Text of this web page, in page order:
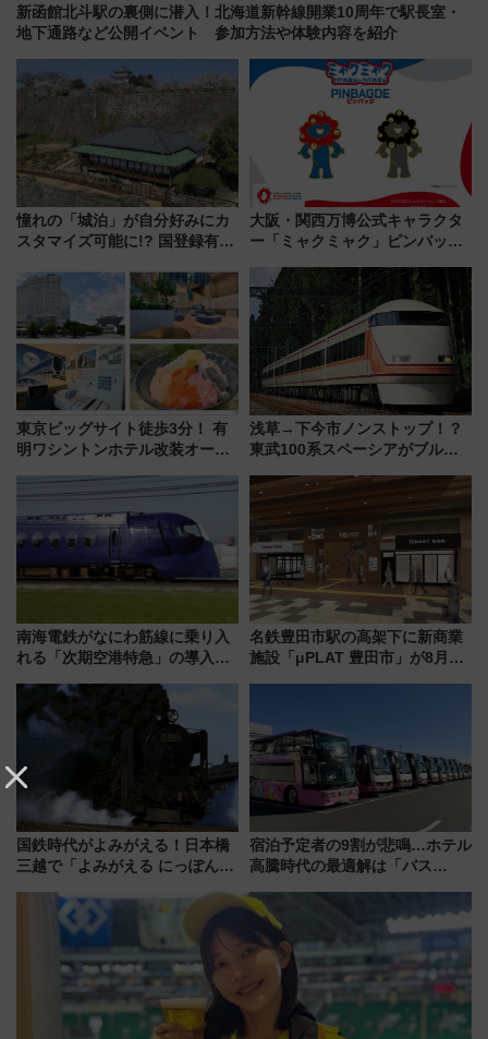
新函館北斗駅の裏側に潜入！北海道新幹線開業10周年で駅長室・
地下通路など公開イベント 参加方法や体験内容を紹介
憧れの「城泊」が自分好みにカ
スタマイズ可能に!? 国登録有形
にオーダーメイド型の宿泊プラ
ンが誕生！
大阪・関西万博公式キャラクタ
ー「ミャクミャク」ピンバッジ
中旬発売
東京ビッグサイト徒歩3分！ 有
明ワシントンホテル改装オープ
客室」や海鮮丼が人気の朝食ビ
ュッフェを現地レポ
浅草→下今市ノンストップ！？
東武100系スペーシアがブルー
ー当時の停車駅」を再現 運転
時刻や特急券の買い方を紹介
南海電鉄がなにわ筋線に乗り入
れる「次期空港特急」の導入を
日本初の鉄道デザイン
名鉄豊田市駅の高架下に新商業
施設「μPLAT 豊田市」が8月26
国鉄時代がよみがえる！日本橋
三越で「よみがえる にっぽんの
敬の名作写真も、駅弁フェスも
同時開催！
宿泊予定者の9割が悲鳴…ホテル
高騰時代の最適解は「バス
した、推し活遠征や観光時のリ
アルな懐事情